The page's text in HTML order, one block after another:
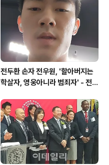
전두환 손자 전우원, '할아버지는
학살자, 영웅아니라 범죄자' - 전재